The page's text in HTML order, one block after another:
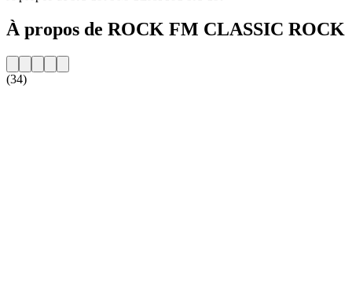
À propos de ROCK FM CLASSIC ROCK
(34)